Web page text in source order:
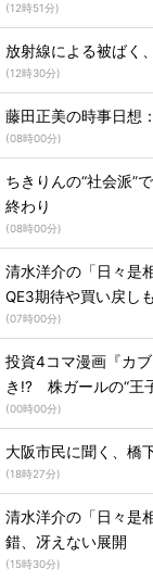
(12時51分)
放射線による被ばく
(12時30分)
藤田正美の時事日想
(08時00分)
ちきりんの“社会派”
終わり
(08時00分)
清水洋介の「日々是
QE3期待や買い戻し
(07時00分)
投資4コマ漫画『カ
き!? 株ガールの“王
(00時00分)
大阪市民に聞く、橋
(18時27分)
清水洋介の「日々是
錯、冴えない展開
(15時30分)